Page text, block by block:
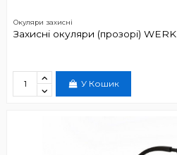
Окуляри захисні
Захисні окуляри (прозорі) WERK
У Кошик